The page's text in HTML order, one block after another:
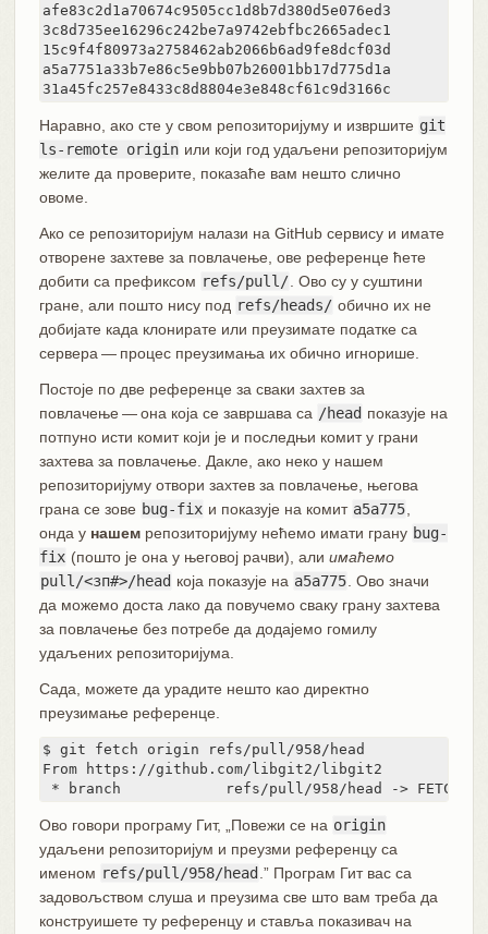
afe83c2d1a70674c9505cc1d8b7d380d5e076ed3	refs/pull/1/merge
3c8d735ee16296c242be7a9742ebfbc2665adec1	refs/pull/2/head
15c9f4f80973a2758462ab2066b6ad9fe8dcf03d	refs/pull/2/merge
a5a7751a33b7e86c5e9bb07b26001bb17d775d1a	refs/pull/4/head
Наравно, ако сте у свом репозиторијуму и извршите git
ls-remote origin или који год удаљени репозиторијум
желите да проверите, показаће вам нешто слично
овоме.
Ако се репозиторијум налази на GitHub сервису и имате
отворене захтеве за повлачење, ове референце ћете
добити са префиксом refs/pull/ . Ово су у суштини
гране, али пошто нису под refs/heads/ обично их не
добијате када клонирате или преузимате податке са
сервера — процес преузимања их обично игнорише.
Постоје по две референце за сваки захтев за
повлачење — она која се завршава са /head показује на
потпуно исти комит који је и последњи комит у грани
захтева за повлачење. Дакле, ако неко у нашем
репозиторијуму отвори захтев за повлачење, његова
грана се зове bug-fix и показује на комит a5a775
онда у нашемрепозиторијуму нећемо имати грану bug-
fix (пошто је она у његовој рачви), али имаћемо
pull/<зп#>/head која показује на a5a775 . Ово значи
да можемо доста лако да повучемо сваку грану захтева
за повлачење без потребе да додајемо гомилу
удаљених репозиторијума.
Сада, можете да урадите нешто као директно
преузимање референце.
$ git fetch origin refs/pull/958/head
From https://github.com/libgit2/libgit2
* branch            refs/pull/958/head ->
Ово говори програму Гит, „Повежи се на origin
удаљени репозиторијум и преузми референцу са
именом refs/pull/958/head .” Програм Гит вас са
задовољством слуша и преузима све што вам треба да
конструишете ту референцу и ставља показивач на